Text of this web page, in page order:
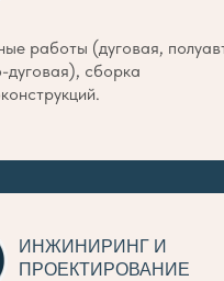
работы (дуговая,
дуговая), сборка
ИНЖИНИРИНГ И
ПРОЕКТИРОВАНИЕ